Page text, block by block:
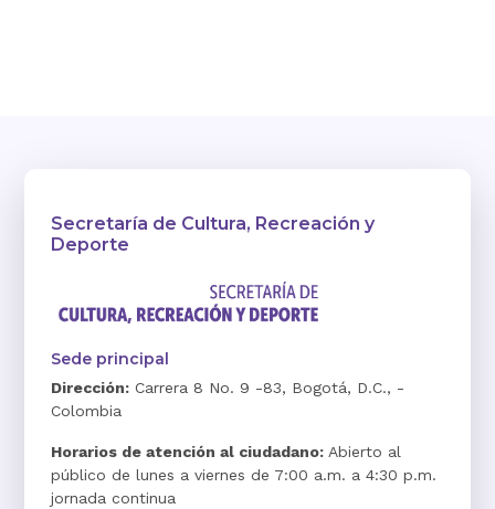
Secretaría de Cultura, Recreación y
Deporte
Sede principal
Dirección: Carrera 8 No. 9 -83, Bogotá, D.C., -
Colombia
Horarios de atención al ciudadano:Abierto al
público de lunes a viernes de 7:00 a.m. a 4:30 p.m.
jornada continua